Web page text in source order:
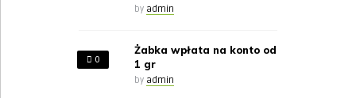
by admin
0
Żabka wpłata na konto od
1 gr
by admin